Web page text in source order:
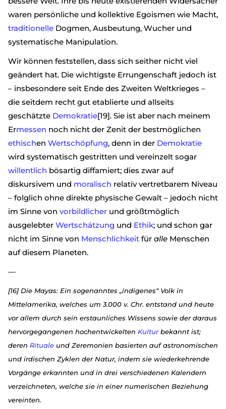
waren persönliche und kollektive Egoismen wie Macht,
traditionelle Dogmen, Ausbeutung, Wucher und
systematische Manipulation.
Wir können feststellen, dass sich seither nicht viel
geändert hat. Die wichtigste Errungenschaft jedoch ist
– insbesondere seit Ende des Zweiten Weltkrieges –
die seitdem recht gut etablierte und allseits
geschätzte Demokratie[19]. Sie ist aber nach meinem
Ermessen noch nicht der Zenit der bestmöglichen
ethischen Wertschöpfung, denn in der Demokratie
wird systematisch gestritten und vereinzelt sogar
willentlich bösartig diffamiert; dies zwar auf
diskursivem und moralisch relativ vertretbarem Niveau
– folglich ohne direkte physische Gewalt – jedoch nicht
im Sinne von vorbildlicher und größtmöglich
ausgelebter Wertschätzung und Ethik; und schon gar
nicht im Sinne von Menschlichkeit für alle Menschen
auf diesem Planeten.
—
[16] Die Mayas: Ein sogenanntes „indigenes“ Volk in
Mittelamerika, welches um 3.000 v. Chr. entstand und heute
vor allem durch sein erstaunliches Wissens sowie der daraus
hervorgegangenen hochentwickelten Kulturbekannt ist;
deren Rituale und Zeremonien basierten auf astronomischen
und irdischen Zyklen der Natur, indem sie wiederkehrende
Vorgänge erkannten und in drei verschiedenen Kalendern
verzeichneten, welche sie in einer numerischen Beziehung
vereinten.